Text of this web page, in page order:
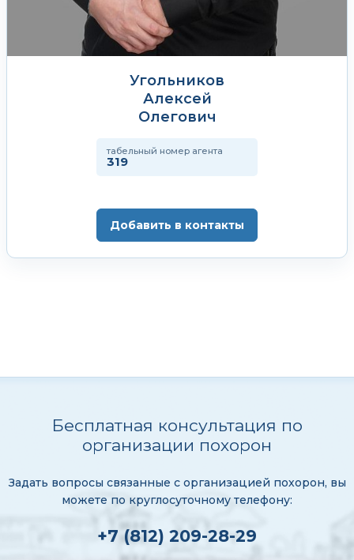
Угольников
Алексей
Олегович
табельный номер агента
319
Добавить в контакты
Бесплатная консультация по
организации похорон
Задать вопросы связанные с организацией похорон, вы
можете по круглосуточному телефону:
+7 (812) 209-28-29